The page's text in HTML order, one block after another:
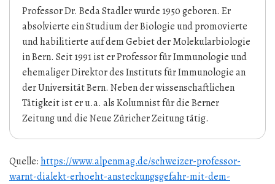
Professor Dr. Beda Stadler wurde 1950 geboren. Er
absolvierte ein Studium der Biologie und promovierte
und habilitierte auf dem Gebiet der Molekularbiologie
in Bern. Seit 1991 ist er Professor für Immunologie und
ehemaliger Direktor des Instituts für Immunologie an
der Universität Bern. Neben der wissenschaftlichen
Tätigkeit ist er u.a. als Kolumnist für die Berner
Zeitung und die Neue Züricher Zeitung tätig.
Quelle:https://www.alpenmag.de/schweizer-professor-
warnt-dialekt-erhoeht-ansteckungsgefahr-mit-dem-